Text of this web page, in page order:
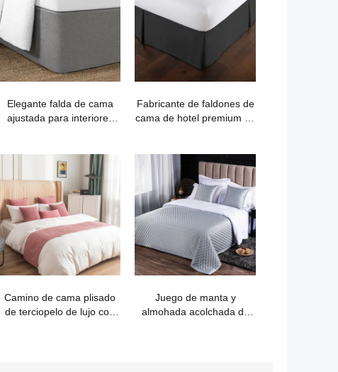
Elegante falda de cama
ajustada para interiores
Fabricante de faldones de
cama de hotel premium en
Camino de cama plisado
de terciopelo de lujo con
Juego de manta y
almohada acolchada de